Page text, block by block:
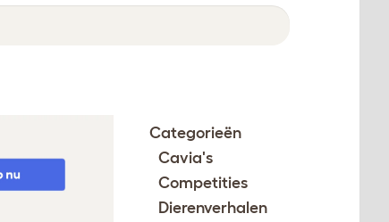
Categorieën
Cavia's
Competities
Dierenverhalen